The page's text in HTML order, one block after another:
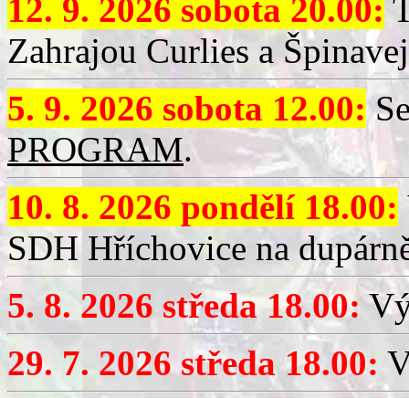
12. 9. 2026 sobota 20.00:
Zahrajou Curlies a
5. 9. 2026 sobota 12.00:
PROGRAM.
10. 8. 2026 pondělí 18.00:
SDH Hříchovice na
5. 8. 2026 středa 18.00:
29. 7. 2026 středa 18.00: